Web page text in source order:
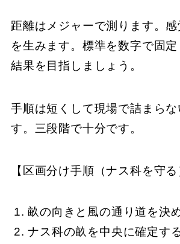
距離はメジャーで測ります。
を生みます。標準を数字で固
結果を目指しましょう。
手順は短くして現場で詰まらな
す。三段階で十分です。
【区画分け手順（ナス科を守る
畝の向きと風の通り道を決
ナス科の畝を中央に確定す